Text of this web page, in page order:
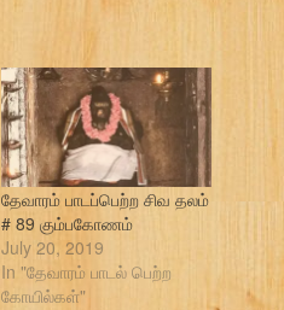
தேவாரம் பாடப்பெற்ற சிவ தலம்
# 89 கும்பகோணம்
July 20, 2019
In "தேவாரம் பாடல் பெற்ற
கோயில்கள்"